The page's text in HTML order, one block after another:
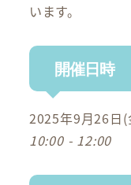
います。
開催日時
2025年9月26日(
10:00 - 12:00